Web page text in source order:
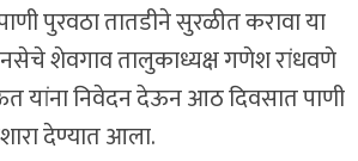
पुरवठा तातडीने सुरळीत करावा या
मनसेचे शेवगाव तालुकाध्यक्ष गणेश रांधवणे
यांना निवेदन देऊन आठ दिवसात पाणी
देण्यात आला.